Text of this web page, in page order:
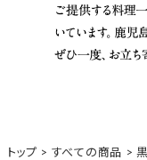
トップ すべての商品